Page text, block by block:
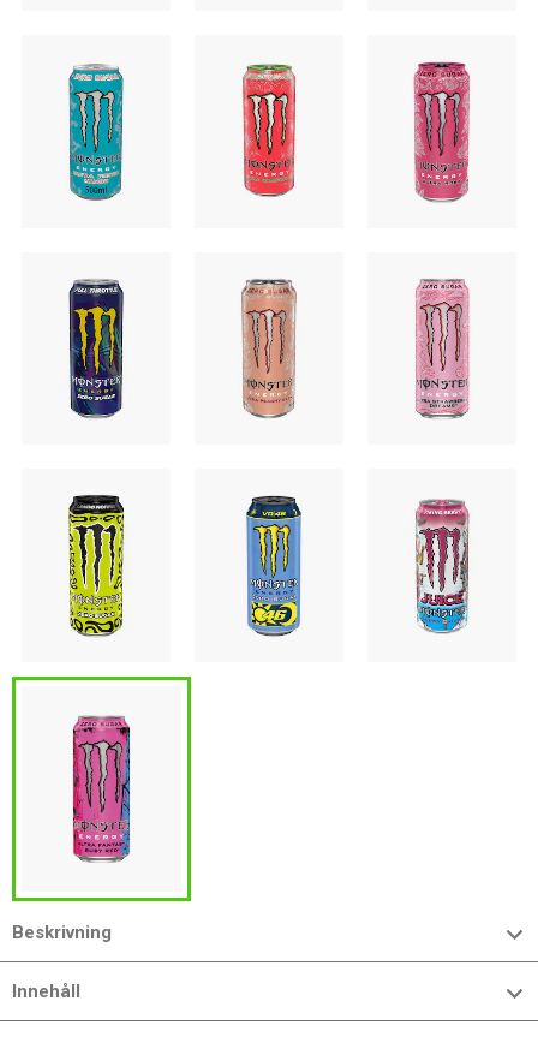
Beskrivning
Innehåll